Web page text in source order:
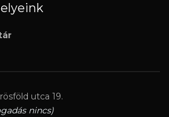
utca 19.
nincs)